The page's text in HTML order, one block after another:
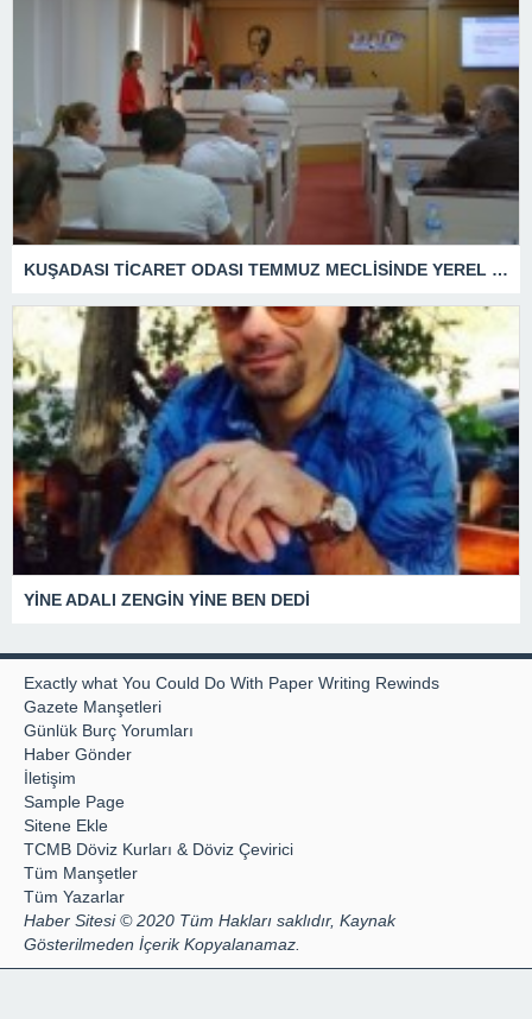
KUŞADASI TİCARET ODASI TEMMUZ MECLİSİNDE YEREL İŞLETMELERE ANLAMLI DESTEK
YİNE ADALI ZENGİN YİNE BEN DEDİ
Exactly what You Could Do With Paper Writing Rewinds
Gazete Manşetleri
Günlük Burç Yorumları
Haber Gönder
İletişim
Sample Page
Sitene Ekle
TCMB Döviz Kurları & Döviz Çevirici
Tüm Manşetler
Tüm Yazarlar
Haber Sitesi © 2020 Tüm Hakları saklıdır, Kaynak
Gösterilmeden İçerik Kopyalanamaz.